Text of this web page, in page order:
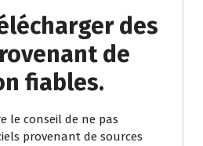
des
de
fiables.
le conseil de ne pas
provenant de sources